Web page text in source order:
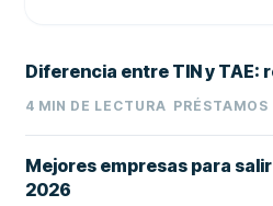
Diferencia entre TIN y TAE:
4 MIN DE LECTURA PRÉSTAMOS
Mejores empresas para salir
2026